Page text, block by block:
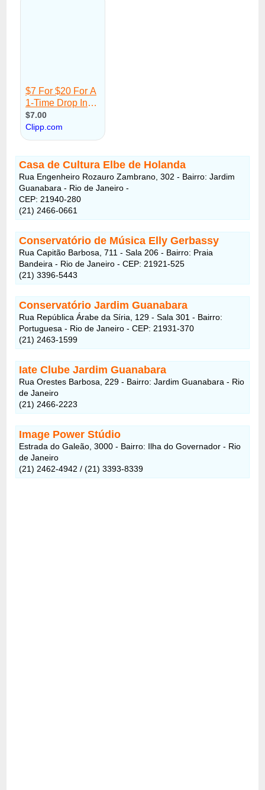
Casa de Cultura Elbe de Holanda
Rua Engenheiro Rozauro Zambrano, 302 - Bairro: Jardim
Guanabara - Rio de Janeiro -
CEP: 21940-280
(21) 2466-0661
Conservatório de Música Elly Gerbassy
Rua Capitão Barbosa, 711 - Sala 206 - Bairro: Praia
Bandeira - Rio de Janeiro - CEP: 21921-525
(21) 3396-5443
Conservatório Jardim Guanabara
Rua República Árabe da Síria, 129 - Sala 301 - Bairro:
Portuguesa - Rio de Janeiro - CEP: 21931-370
(21) 2463-1599
Iate Clube Jardim Guanabara
Rua Orestes Barbosa, 229 - Bairro: Jardim Guanabara - Rio
de Janeiro
(21) 2466-2223
Image Power Stúdio
Estrada do Galeão, 3000 - Bairro: Ilha do Governador - Rio
de Janeiro
(21) 2462-4942 / (21) 3393-8339